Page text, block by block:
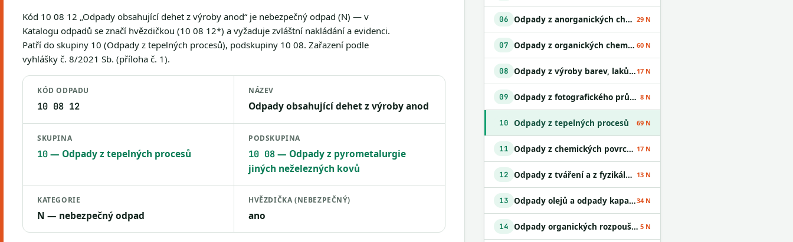
Kód 10 08 12 „Odpady obsahující dehet z výroby anod“ je nebezpečný odpad (N) — v
Katalogu odpadů se značí hvězdičkou (10 08 12*) a vyžaduje zvláštní nakládání a evidenci.
Patří do skupiny 10 (Odpady z tepelných procesů), podskupiny 10 08. Zařazení podle
vyhlášky č. 8/2021 Sb. (příloha č. 1).
KÓD ODPADU
10 08 12
NÁZEV
Odpady obsahující dehet z výroby anod
SKUPINA
10— Odpady z tepelných procesů
PODSKUPINA
10 08— Odpady z pyrometalurgie
jiných neželezných kovů
KATEGORIE
N — nebezpečný odpad
HVĚZDIČKA (NEBEZPEČNÝ)
ano
06 Odpady z anorganických chemických procesů 29 N
07 Odpady z organických chemických procesů 60 N
08 Odpady z výroby barev, laků a lepidel 17 N
09 Odpady z fotografického průmyslu 8 N
10 Odpady z tepelných procesů 69 N
11 Odpady z chemických povrchových úprav 17 N
12 Odpady z tváření a z fyzikální a mechanické úpravy povrchu kovů a plastů 13 N
13 Odpady olejů a odpady kapalných paliv34 N
14 Odpady organických rozpouštědel 5 N